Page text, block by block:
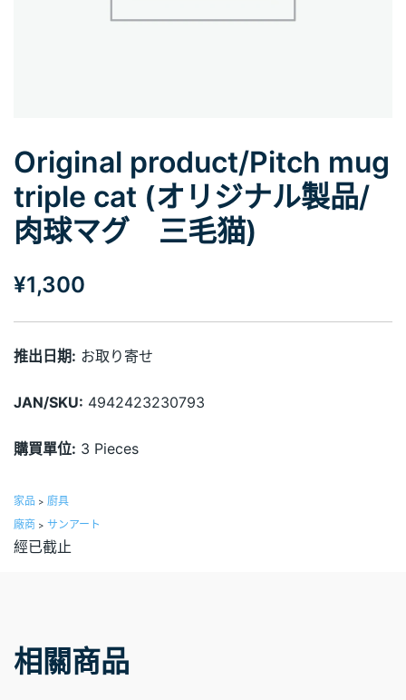
Original product/Pitch mug
triple cat (オリジナル製品/
肉球マグ 三毛猫)
¥1,300
推出日期: お取り寄せ
JAN/SKU: 4942423230793
購買單位: 3 Pieces
家品 > 廚具
廠商 > サンアート
經已截止
相關商品